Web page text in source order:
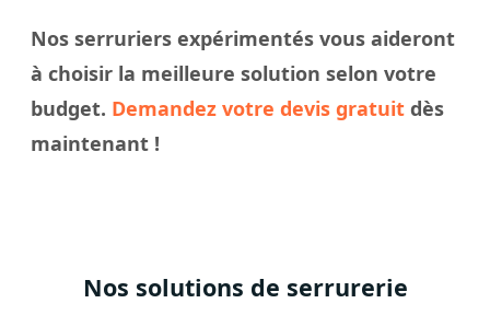
Nos serruriers expérimentés vous aideront
à choisir la meilleure solution selon votre
budget. Demandez votre devis gratuit dès
maintenant !
Nos solutions de serrurerie